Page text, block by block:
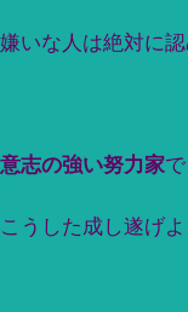
嫌いな人は絶対に
意志の強い努力家
こうした成し遂げ